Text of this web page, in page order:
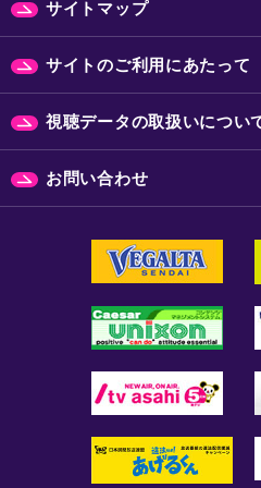
サイトマップ
サイトのご利用にあたって
視聴データの取扱いについ
お問い合わせ